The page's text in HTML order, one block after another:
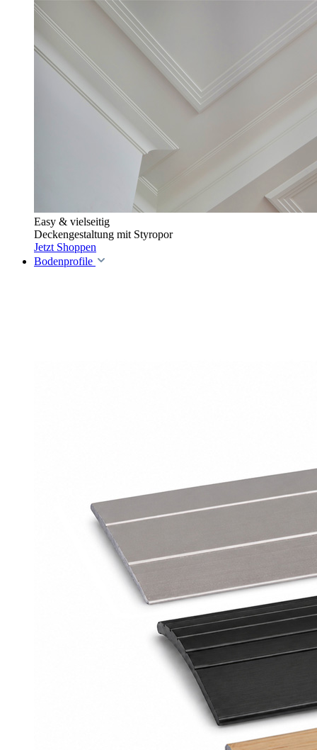
Easy & vielseitig
Deckengestaltung mit Styropor
Jetzt Shoppen
Bodenprofile